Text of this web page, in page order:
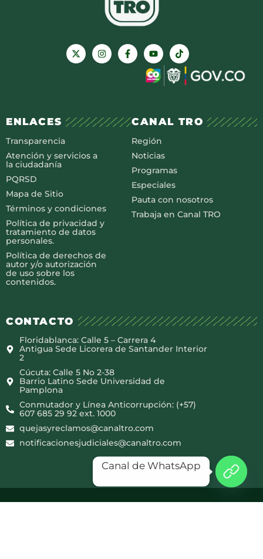
ENLACES
Transparencia
Atención y servicios a
la ciudadanía
PQRSD
Mapa de Sitio
Términos y condiciones
Política de privacidad y
tratamiento de datos
personales.
Política de derechos de
autor y/o autorización
de uso sobre los
contenidos.
CANAL TRO
Región
Noticias
Programas
Especiales
Pauta con nosotros
Trabaja en Canal TRO
CONTACTO
Floridablanca: Calle 5 – Carrera 4
Antigua Sede Licorera de Santander Interior
2
Cúcuta: Calle 5 No 2-38
Barrio Latino Sede Universidad de
Pamplona
Conmutador y Línea Anticorrupción: (+57)
607 685 29 92 ext. 1000
quejasyreclamos@canaltro.com
notificacionesjudiciales@canaltro.com
Canal de WhatsApp